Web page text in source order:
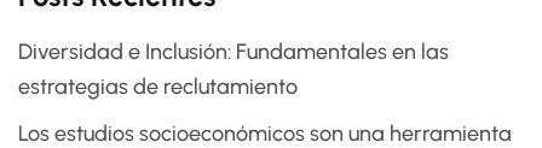
Diversidad e Inclusión: Fundamentales en las
estrategias de reclutamiento
Los estudios socioeconómicos son una herramienta